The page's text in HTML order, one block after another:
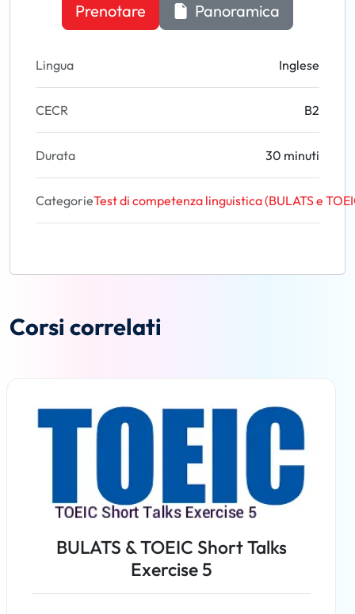
Prenotare Panoramica
Lingua Inglese
CECR B2
Durata 30 minuti
CategorieTest di competenza linguistica (BULATS e
Corsi correlati
BULATS & TOEIC Short Talks
Exercise 5